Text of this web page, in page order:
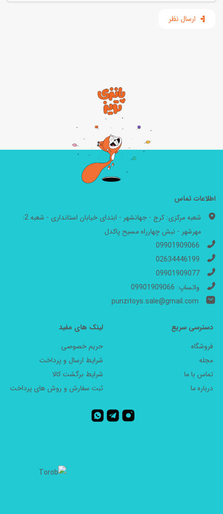
ارسال نظر
اطلاعات تماس
شعبه مرکزی: کرج - جهانشهر - ابتدای خیابان استانداری - شعبه 2:
مهرشهر - نبش چهارراه مسیح پاکدل
09901909066
02634446199
09901909077
واتساپ: 09901909066
punzitoys.sale@gmail.com
دسترسی سریع
فروشگاه
مجله
تماس با ما
درباره ما
لینک های مفید
حریم خصوصی
شرایط ارسال و پرداخت
شرایط برگشت کالا
ثبت سفارش و روش های پرداخت